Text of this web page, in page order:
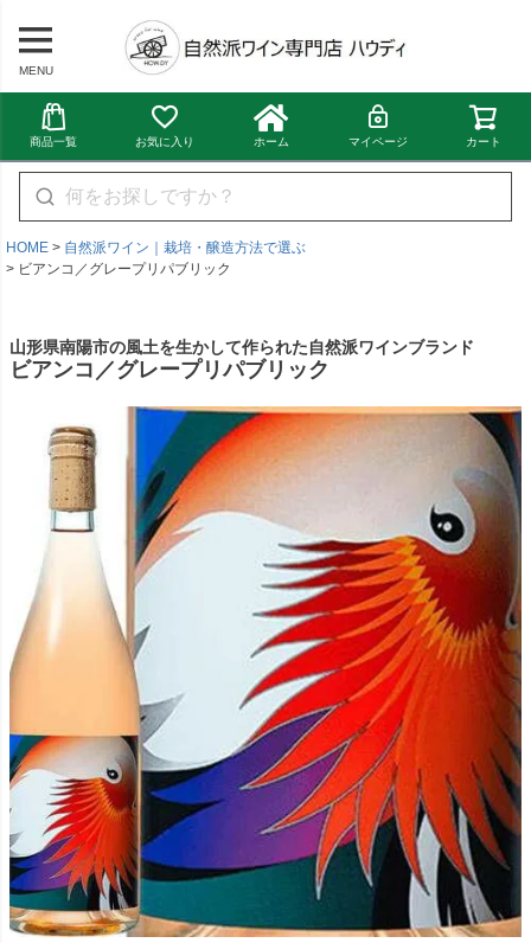
MENU
商品一覧 お気に入り ホーム マイページ カート
HOME
自然派ワイン｜栽培・醸造方法で選ぶ
ビアンコ／グレープリパブリック
山形県南陽市の風土を生かして作られた自然派ワインブランド
ビアンコ／グレープリパブリック